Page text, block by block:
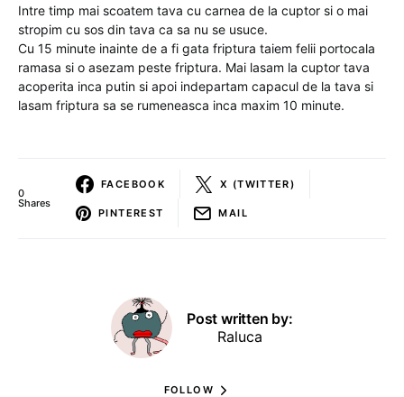
Intre timp mai scoatem tava cu carnea de la cuptor si o mai
stropim cu sos din tava ca sa nu se usuce.
Cu 15 minute inainte de a fi gata friptura taiem felii portocala
ramasa si o asezam peste friptura. Mai lasam la cuptor tava
acoperita inca putin si apoi indepartam capacul de la tava si
lasam friptura sa se rumeneasca inca maxim 10 minute.
0
Shares
FACEBOOK X (TWITTER)
PINTEREST MAIL
Post written by:
Raluca
FOLLOW